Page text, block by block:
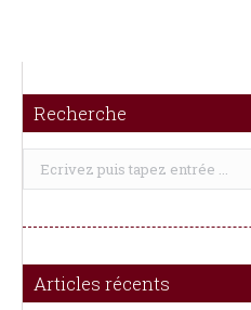
Recherche
Recherche
Articles récents